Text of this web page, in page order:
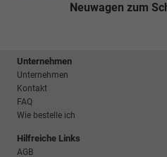
Neuwagen zum
Unternehmen
Unternehmen
Kontakt
FAQ
Wie bestelle ich
Hilfreiche Links
AGB